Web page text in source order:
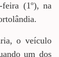
feira (1º), na
o veículo
um dos